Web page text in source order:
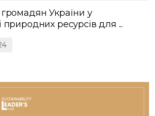
України у
природних ресурсів для ...